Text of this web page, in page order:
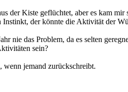
der Kiste geflüchtet, aber es kam mir
Instinkt, der könnte die Aktivität der
nie das Problem, da es selten
sein?
wenn jemand zurückschreibt.